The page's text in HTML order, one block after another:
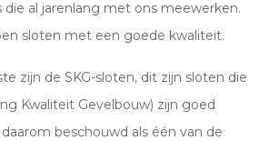
al jarenlang met ons meewerken.
sloten met een goede kwaliteit.
zijn de SKG-sloten, dit zijn sloten die
Kwaliteit Gevelbouw) zijn goed
beschouwd als één van de